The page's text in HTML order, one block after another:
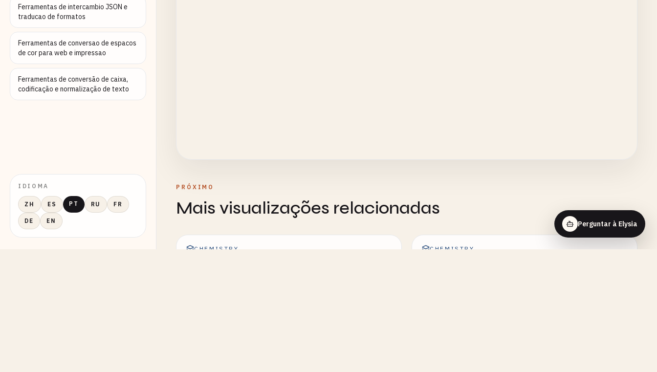
Ferramentas de intercambio JSON e
traducao de formatos
Ferramentas de conversao de espacos
de cor para web e impressao
Ferramentas de conversão de caixa,
codificação e normalização de texto
IDIOMA
ZH ES PT RU FR
DE EN
PRÓXIMO
Mais visualizações relacionadas
CHEMISTRY CHEMISTRY
Perguntar à Elysia